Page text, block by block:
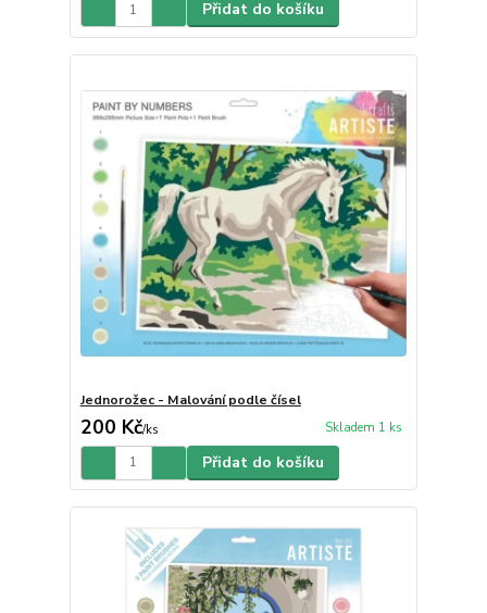
Přidat do košíku
Jednorožec - Malování podle čísel
200 Kč/ks Skladem 1 ks
Přidat do košíku